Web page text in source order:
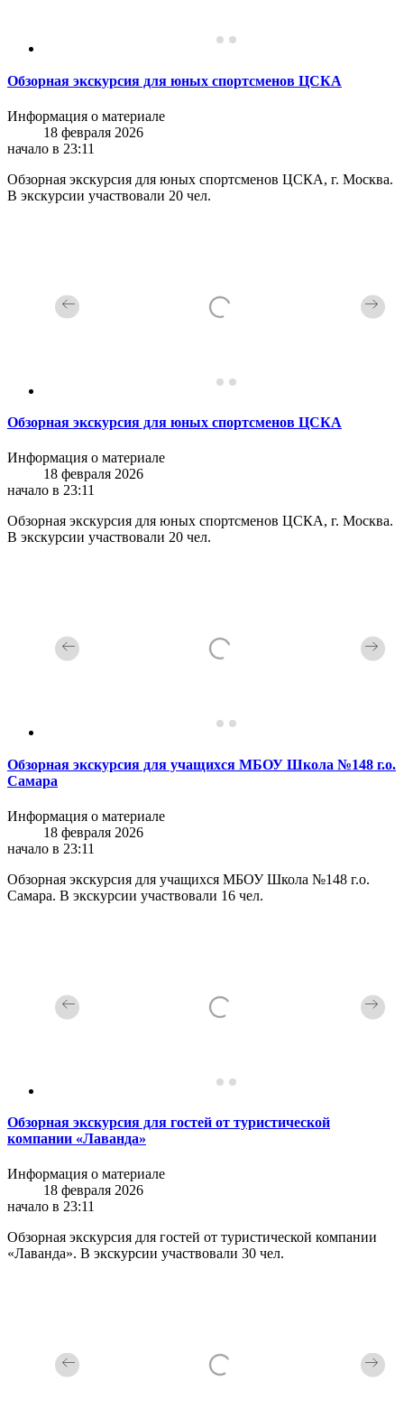
Обзорная экскурсия для юных спортсменов ЦСКА
Информация о материале
18 февраля 2026
начало в 23:11
Обзорная экскурсия для юных спортсменов ЦСКА, г. Москва.
В экскурсии участвовали 20 чел.
Обзорная экскурсия для юных спортсменов ЦСКА
Информация о материале
18 февраля 2026
начало в 23:11
Обзорная экскурсия для юных спортсменов ЦСКА, г. Москва.
В экскурсии участвовали 20 чел.
Обзорная экскурсия для учащихся МБОУ Школа №148 г.о.
Самара
Информация о материале
18 февраля 2026
начало в 23:11
Обзорная экскурсия для учащихся МБОУ Школа №148 г.о.
Самара. В экскурсии участвовали 16 чел.
Обзорная экскурсия для гостей от туристической
компании «Лаванда»
Информация о материале
18 февраля 2026
начало в 23:11
Обзорная экскурсия для гостей от туристической компании
«Лаванда». В экскурсии участвовали 30 чел.